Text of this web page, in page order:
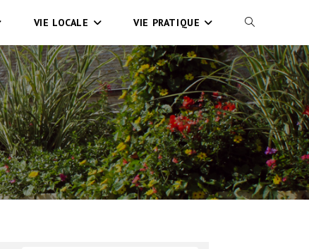
VIE LOCALE VIE PRATIQUE